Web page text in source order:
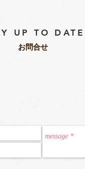
UP TO DATE
​お問合せ